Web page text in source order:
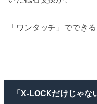
「ワンタッチ」ででき
「X-LOCKだけじゃな